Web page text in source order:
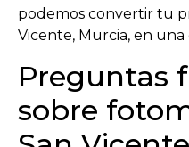
podemos convertir tu
Vicente, Murcia, en
Preguntas
sobre